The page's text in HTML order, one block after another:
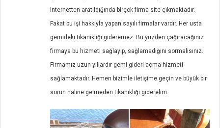
internetten aratıldığında birçok firma site çıkmaktadır.
Fakat bu işi hakkıyla yapan sayılı firmalar vardır. Her usta
gemideki tıkanıklığı gideremez. Bu yüzden çağıracağınız
firmaya bu hizmeti sağlayıp, sağlamadığını sormalısınız.
Firmamız uzun yıllardır gemi gideri açma hizmeti
sağlamaktadır. Hemen bizimle iletişime geçin ve büyük bir
sorun haline gelmeden tıkanıklığı giderelim.